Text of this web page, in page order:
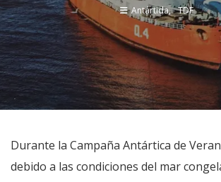
Antártida TDF
Durante la Campaña Antártica de
debido a las condiciones del mar